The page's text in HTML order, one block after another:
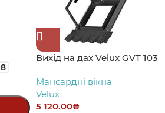
Вихід на дах Velux GVT 103
Мансардні вікна
Velux
5 120.00₴